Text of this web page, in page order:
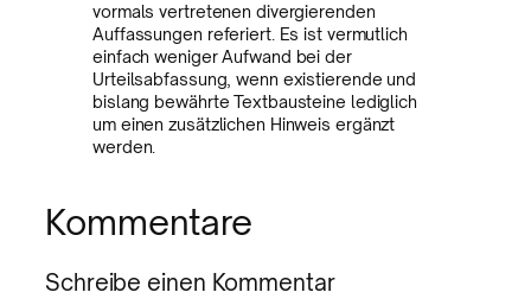
vormals vertretenen divergierenden
Auffassungen referiert. Es ist vermutlich
einfach weniger Aufwand bei der
Urteilsabfassung, wenn existierende und
bislang bewährte Textbausteine lediglich
um einen zusätzlichen Hinweis ergänzt
werden.
Kommentare
Schreibe einen Kommentar